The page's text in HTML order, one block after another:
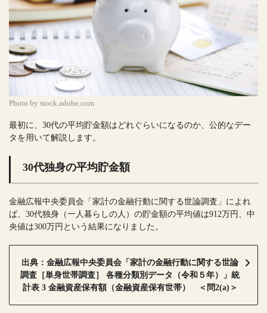
Photo by stock.adobe.com
最初に、30代の平均貯金額はどれぐらいになるのか、公的なデー
タを用いて解説します。
30代独身の平均貯金額
金融広報中央委員会「家計の金融行動に関する世論調査」によれ
ば、30代独身（一人暮らしの人）の貯金額の平均値は912万円、中
央値は300万円という結果になりました。
出典：金融広報中央委員会「家計の金融行動に関する世論
調査［単身世帯調査］ 各種分類別データ（令和５年）」統
計表 3 金融資産保有額（金融資産保有世帯） ＜問2(a)＞